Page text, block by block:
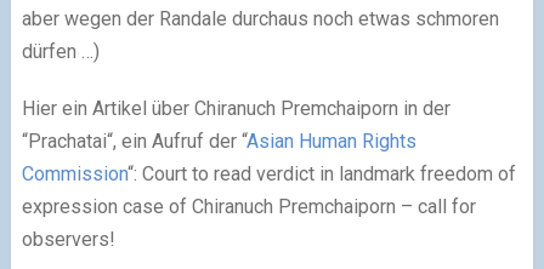
aber wegen der Randale durchaus noch etwas schmoren
dürfen …)
Hier ein Artikel über Chiranuch Premchaiporn in der
“Prachatai“, ein Aufruf der “Asian Human Rights
Commission“: Court to read verdict in landmark freedom of
expression case of Chiranuch Premchaiporn – call for
observers!